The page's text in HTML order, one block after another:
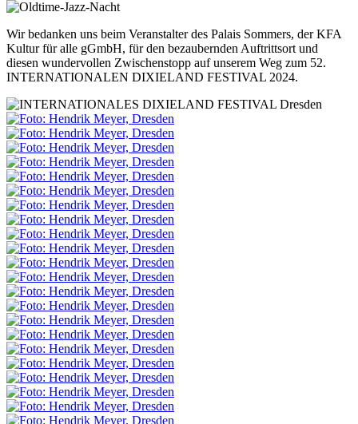
Wir bedanken uns beim Veranstalter des Palais Sommers, der KFA
Kultur für alle gGmbH, für den bezaubernden Auftrittsort und
diesen wundervollen Zwischenstopp auf unserem Weg zum 52.
INTERNATIONALEN DIXIELAND FESTIVAL 2024.